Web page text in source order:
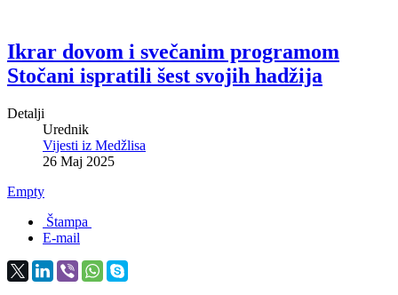
Ikrar dovom i svečanim programom
Stočani ispratili šest svojih hadžija
Detalji
Urednik
Vijesti iz Medžlisa
26 Maj 2025
Empty
Štampa
E-mail